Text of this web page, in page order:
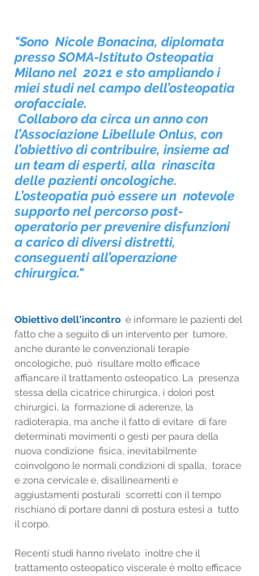
"Sono  Nicole Bonacina, diplomata
presso SOMA-Istituto Osteopatia
Milano nel  2021 e sto ampliando i
miei studi nel campo dell’osteopatia
orofacciale.
l’Associazione Libellule Onlus, con
l’obiettivo di contribuire, insieme ad
un team di esperti, alla  rinascita
delle pazienti oncologiche.
L’osteopatia può essere un  notevole
supporto nel percorso post-
operatorio per prevenire disfunzioni
a carico di diversi distretti,
conseguenti all’operazione
chirurgica."
Obiettivo dell'incontro
  è informare le pazienti del
fatto che a seguito di un intervento per  tumore,
anche durante le convenzionali terapie
oncologiche, può  risultare molto efficace
affiancare il trattamento osteopatico. La  presenza
stessa della cicatrice chirurgica, i dolori post
chirurgici, la  formazione di aderenze, la
radioterapia, ma anche il fatto di evitare  di fare
determinati movimenti o gesti per paura della
nuova condizione  fisica, inevitabilmente
coinvolgono le normali condizioni di spalla,  torace
e zona cervicale e, disallineamenti e
aggiustamenti posturali  scorretti con il tempo
rischiano di portare danni di postura estesi a  tutto
il corpo.
Recenti studi hanno rivelato  inoltre che il
trattamento osteopatico viscerale è molto efficace